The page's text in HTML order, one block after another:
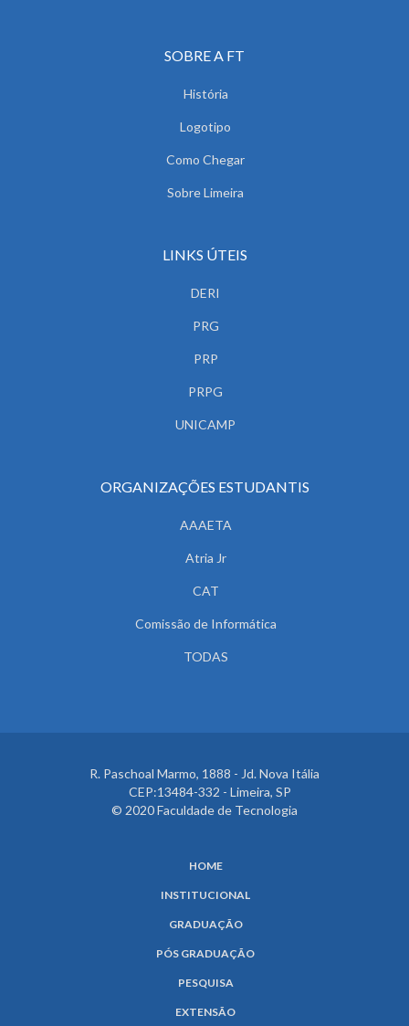
SOBRE A FT
História
Logotipo
Como Chegar
Sobre Limeira
LINKS ÚTEIS
DERI
PRG
PRP
PRPG
UNICAMP
ORGANIZAÇÕES ESTUDANTIS
AAAETA
Atria Jr
CAT
Comissão de Informática
TODAS
R. Paschoal Marmo, 1888 - Jd. Nova Itália
CEP:13484-332 - Limeira, SP
© 2020 Faculdade de Tecnologia
HOME
INSTITUCIONAL
GRADUAÇÃO
PÓS GRADUAÇÃO
PESQUISA
EXTENSÃO